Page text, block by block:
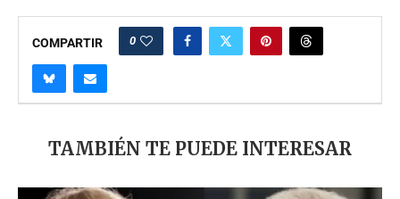
COMPARTIR 0
TAMBIÉN TE PUEDE INTERESAR